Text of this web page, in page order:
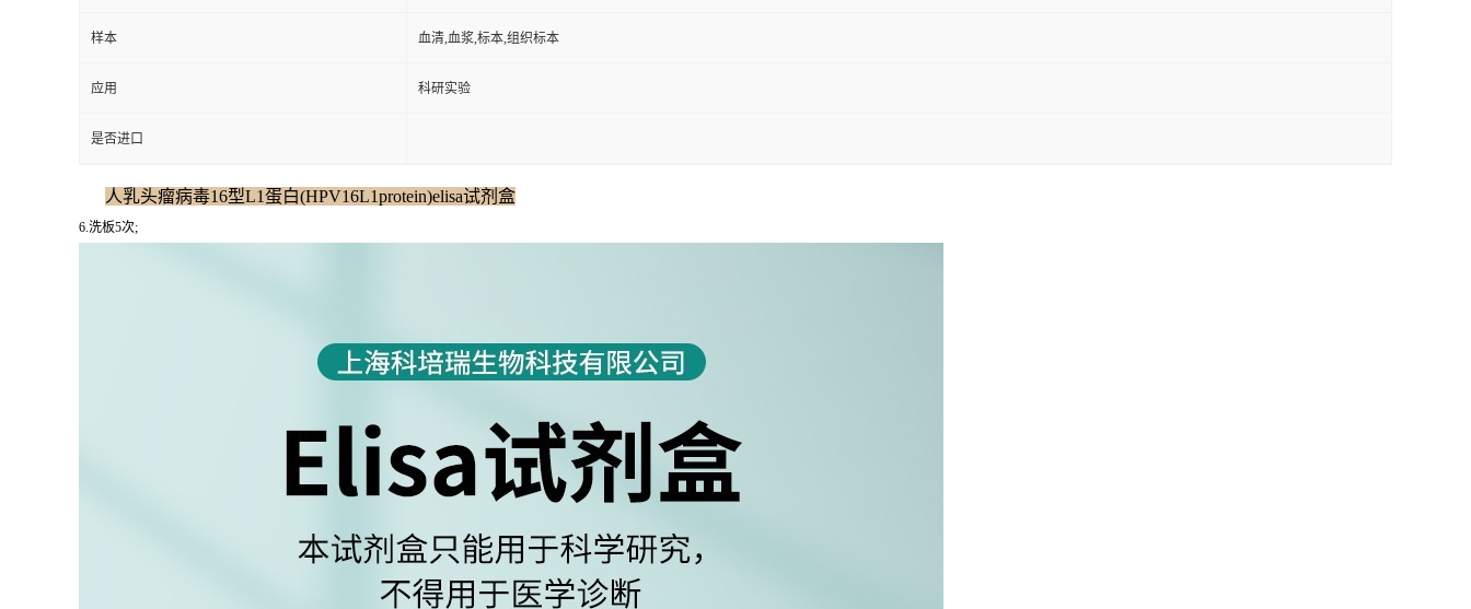
样本 血清,血浆,标本,组织标本
应用 科研实验
是否进口
人乳头瘤病毒16型L1蛋白(HPV16L1protein)elisa试剂盒
6.洗板5次;